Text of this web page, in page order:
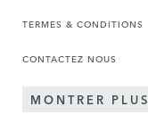
TERMES & CONDITIONS
CONTACTEZ NOUS
MONTRER PLUS